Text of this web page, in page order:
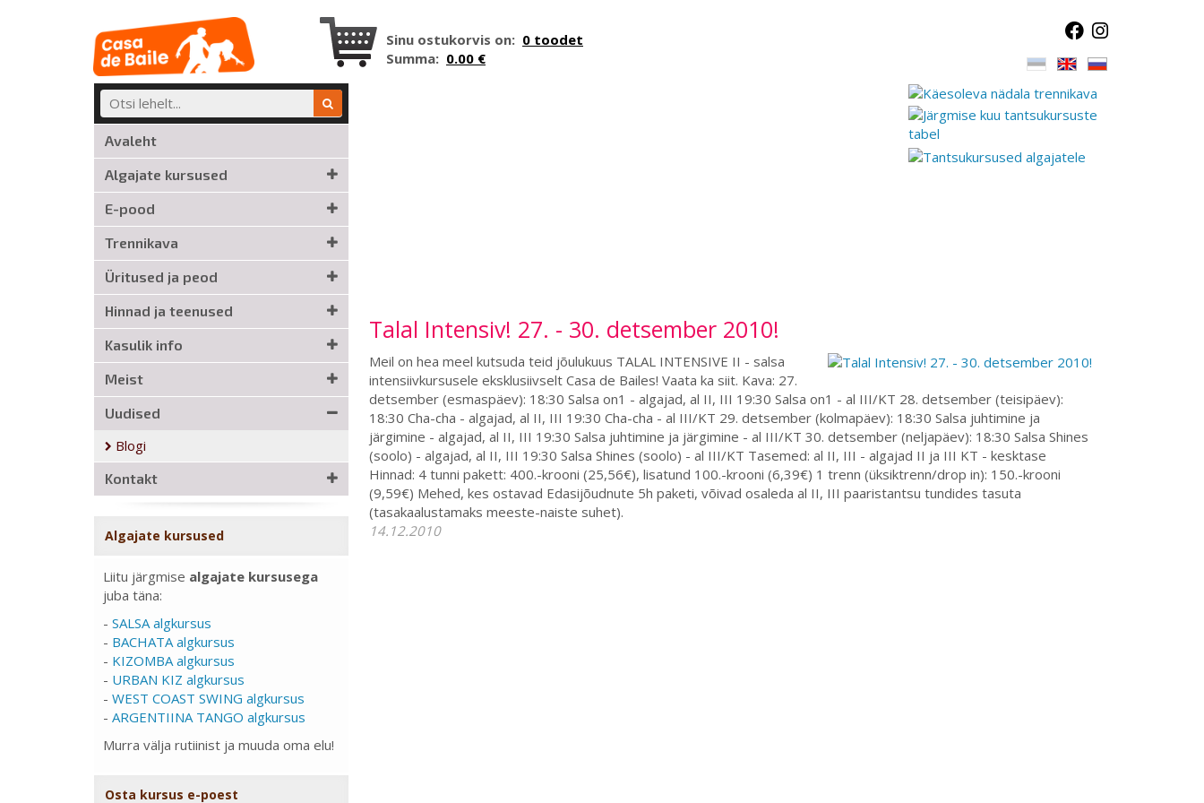
Sinu ostukorvis on: 0 toodet
Summa: 0.00 €
Avaleht
Algajate kursused
E-pood
Trennikava
Üritused ja peod
Hinnad ja teenused
Kasulik info
Meist
Uudised
Blogi
Kontakt
Algajate kursused
Liitu järgmise algajate kursusega
juba täna:
- SALSA algkursus
- BACHATA algkursus
- KIZOMBA algkursus
- URBAN KIZ algkursus
- WEST COAST SWING algkursus
- ARGENTIINA TANGO algkursus
Murra välja rutiinist ja muuda oma elu!
Osta kursus e-poest
Talal Intensiv! 27. - 30. detsember 2010!
Meil on hea meel kutsuda teid jõulukuus TALAL INTENSIVE II - salsa
intensiivkursusele eksklusiivselt Casa de Bailes! Vaata ka siit. Kava: 27.
detsember (esmaspäev): 18:30 Salsa on1 - algajad, al II, III 19:30 Salsa on1 - al III/KT 28. detsember (teisipäev):
18:30 Cha-cha - algajad, al II, III 19:30 Cha-cha - al III/KT 29. detsember (kolmapäev): 18:30 Salsa juhtimine ja
järgimine - algajad, al II, III 19:30 Salsa juhtimine ja järgimine - al III/KT 30. detsember (neljapäev): 18:30 Salsa Shines
(soolo) - algajad, al II, III 19:30 Salsa Shines (soolo) - al III/KT Tasemed: al II, III - algajad II ja III KT - kesktase
Hinnad: 4 tunni pakett: 400.-krooni (25,56€), lisatund 100.-krooni (6,39€) 1 trenn (üksiktrenn/drop in): 150.-krooni
(9,59€) Mehed, kes ostavad Edasijõudnute 5h paketi, võivad osaleda al II, III paaristantsu tundides tasuta
(tasakaalustamaks meeste-naiste suhet).
14.12.2010